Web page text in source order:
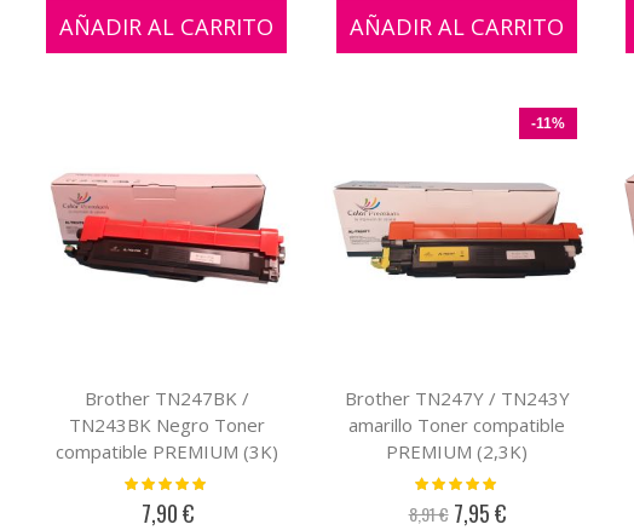
AÑADIR AL CARRITO AÑADIR AL CARRITO
Brother TN247BK /
TN243BK Negro Toner
compatible PREMIUM (3K)
Valoración:
7,90 €
-11%
Brother TN247Y / TN243Y
amarillo Toner compatible
PREMIUM (2,3K)
Valoración:
8,91 € Precio
7,95 €